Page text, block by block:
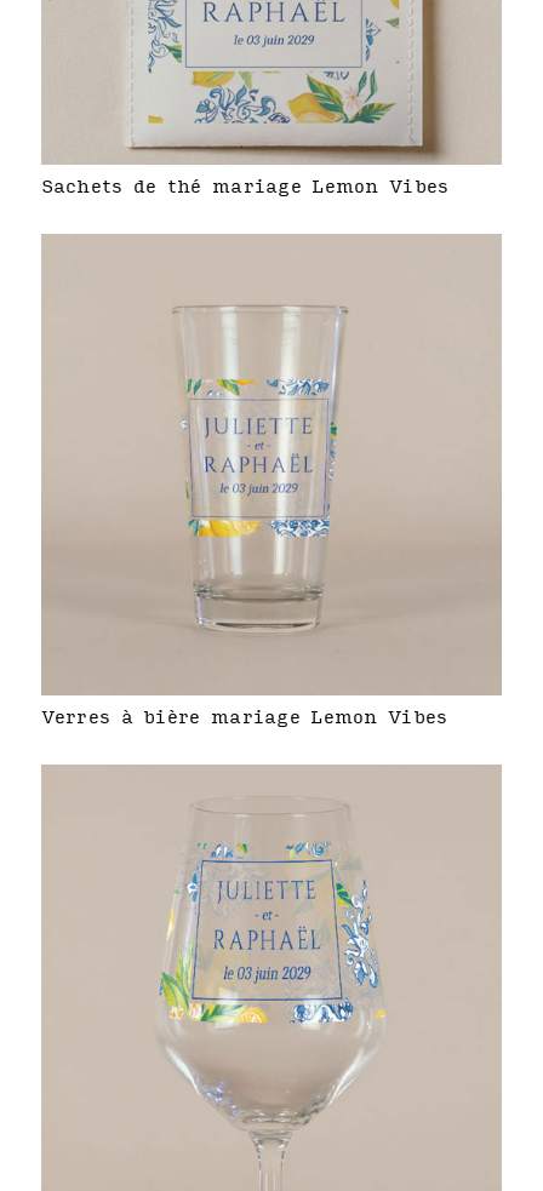
Sachets de thé mariage Lemon Vibes
Verres à bière mariage Lemon Vibes